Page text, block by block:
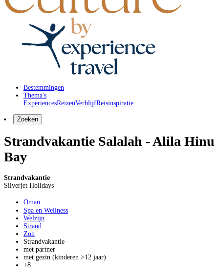
Bestemmingen
Thema's
ExperiencesReizenVerblijfReisinspiratie
Zoeken
Strandvakantie Salalah - Alila Hinu
Bay
Strandvakantie
Silverjet Holidays
Oman
Spa en Wellness
Welzijn
Strand
Zon
Strandvakantie
met partner
met gezin (kinderen >12 jaar)
+8